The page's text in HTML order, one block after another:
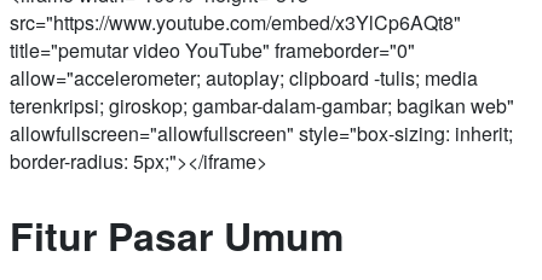
src="https://www.youtube.com/embed/x3YlCp6AQt8"
title="pemutar video YouTube" frameborder="0"
allow="accelerometer; autoplay; clipboard -tulis; media
terenkripsi; giroskop; gambar-dalam-gambar; bagikan web"
allowfullscreen="allowfullscreen" style="box-sizing: inherit;
border-radius: 5px;"></iframe>
Fitur Pasar Umum